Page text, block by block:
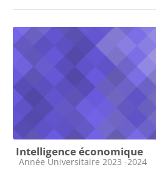
Intelligence économique
Catégorie de cours
Année Universitaire 2023 -2024